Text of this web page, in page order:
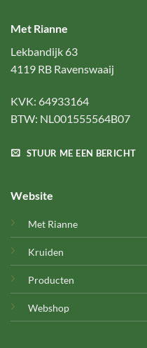
Met Rianne
Lekbandijk 63
4119 RB Ravenswaaij
KVK: 64933164
BTW: NL001555564B07
STUUR ME EEN BERICHT
Website
Met Rianne
Kruiden
Producten
Webshop